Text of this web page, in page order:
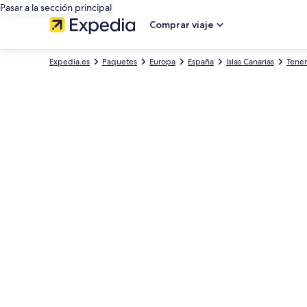
Pasar a la sección principal
Comprar viaje
Islas Canarias
España
Europa
Paquetes
Expedia.es